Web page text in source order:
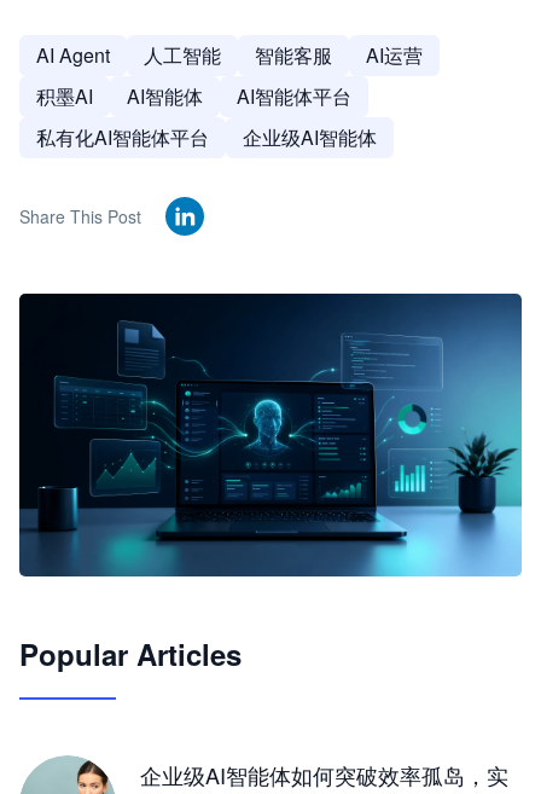
AI Agent 人工智能 智能客服
AI运营
积墨AI
AI智能体
AI智能体平台
私有化AI智能体平台
企业级AI智能体
Share This Post
JimoClaw 桌面 AI Agent 工作台
Popular Articles
企业级AI智能体如何突破效率孤岛，实